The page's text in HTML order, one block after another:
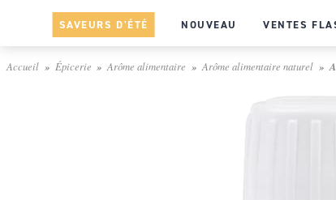
SAVEURS D'ÉTÉ NOUVEAU VENTES
Accueil Épicerie Arôme alimentaire Arôme alimentaire naturel